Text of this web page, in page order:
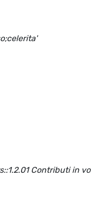
Contributi in